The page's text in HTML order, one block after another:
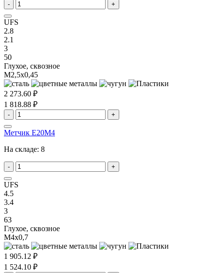
- +
UFS
2.8
2.1
3
50
Глухое, сквозное
M2,5x0,45
2 273.60 ₽
1 818.88 ₽
- +
Метчик E20M4
На складе: 8
- +
UFS
4.5
3.4
3
63
Глухое, сквозное
M4x0,7
1 905.12 ₽
1 524.10 ₽